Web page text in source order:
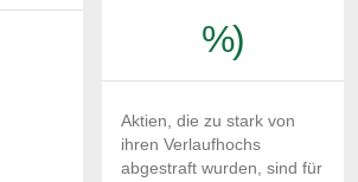
%)
Aktien, die zu stark von
ihren Verlaufhochs
abgestraft wurden, sind für